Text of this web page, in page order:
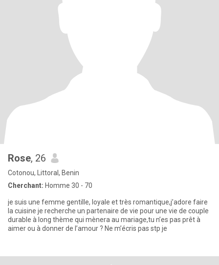
Rose, 26
Cotonou, Littoral, Benin
Cherchant: Homme 30 - 70
je suis une femme gentille, loyale et très romantique,j’adore faire
la cuisine je recherche un partenaire de vie pour une vie de couple
durable à long thème qui mènera au mariage,tu n’es pas prêt à
aimer ou à donner de l’amour ? Ne m’écris pas stp je